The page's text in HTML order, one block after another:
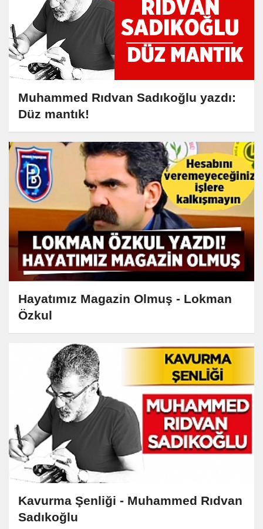
Muhammed Rıdvan Sadıkoğlu yazdı:
Düz mantık!
Hayatımız Magazin Olmuş - Lokman
Özkul
Kavurma Şenliği - Muhammed Rıdvan
Sadıkoğlu